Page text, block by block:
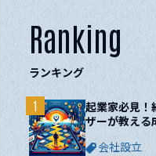
Ranking
ランキング
起業家必見！
ザーが教える
会社設立
1